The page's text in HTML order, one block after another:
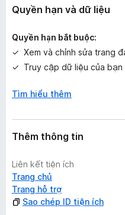
g
à
o
Quyền hạn và dữ liệu
Quyền hạn bắt buộc:
Xem và chỉnh sửa trang
Truy cập dữ liệu của
Tìm hiểu thêm
Thêm thông tin
Liên kết tiện ích
Trang chủ
Trang hỗ trợ
Sao chép ID tiện ích